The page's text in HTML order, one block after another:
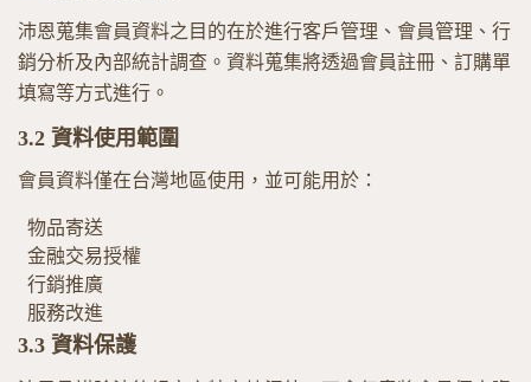
沛恩蒐集會員資料之目的在於進行客戶管理、會員管理、行
銷分析及內部統計調查。資料蒐集將透過會員註冊、訂購單
填寫等方式進行。
3.2 資料使用範圍
會員資料僅在台灣地區使用，並可能用於：
物品寄送
金融交易授權
行銷推廣
服務改進
3.3 資料保護